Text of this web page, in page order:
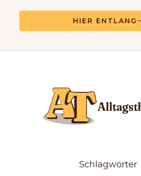
HIER ENTLANG
Schlagwörter